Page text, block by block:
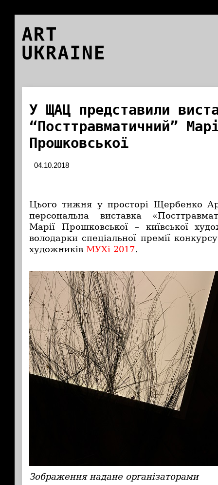
ART
UKRAINE
У ЩАЦ представили
“Посттравматичний”
Прошковської
04.10.2018
Цього тижня у просторі Щербенко
персональна виставка
Марії Прошковської –
київської
володарки спеціальної премії конкурсу
художників МУХі 2017.
Зображення надане організаторами